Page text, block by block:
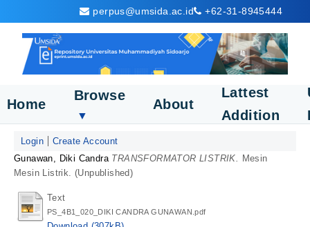
perpus@umsida.ac.id +62-31-8945444
Home
Browse
▼
About
Lattest
Addition
Login
Create Account
Gunawan, Diki Candra TRANSFORMATOR LISTRIK. Mesin
Mesin Listrik. (Unpublished)
Text
PS_4B1_020_DIKI CANDRA GUNAWAN.pdf